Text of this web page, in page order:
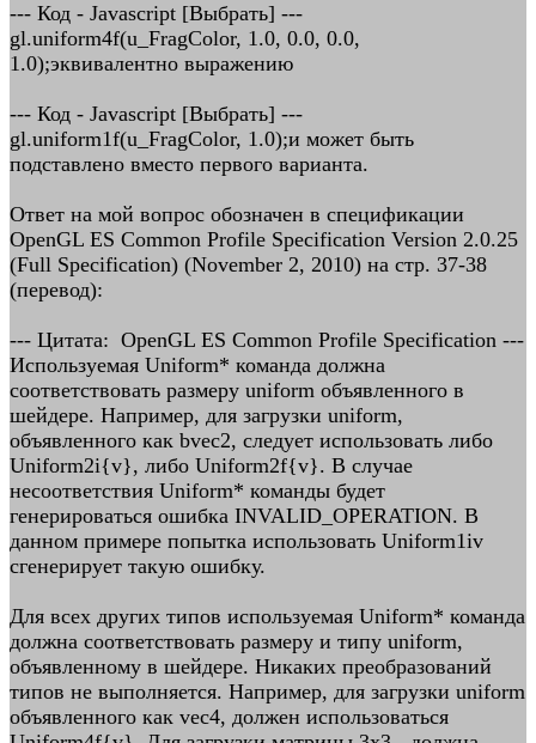
--- Код - Javascript [Выбрать] ---
gl.uniform4f(u_FragColor, 1.0, 0.0, 0.0,
1.0);эквивалентно выражению
--- Код - Javascript [Выбрать] ---
gl.uniform1f(u_FragColor, 1.0);и может быть
подставлено вместо первого варианта.
Ответ на мой вопрос обозначен в спецификации
OpenGL ES Common Profile Specification Version 2.0.25
(Full Specification) (November 2, 2010) на стр. 37-38
(перевод):
--- Цитата: OpenGL ES Common Profile Specification ---
Используемая Uniform* команда должна
соответствовать размеру uniform объявленного в
шейдере. Например, для загрузки uniform,
объявленного как bvec2, следует использовать либо
Uniform2i{v}, либо Uniform2f{v}. В случае
несоответствия Uniform* команды будет
генерироваться ошибка INVALID_OPERATION. В
данном примере попытка использовать Uniform1iv
сгенерирует такую ошибку.
Для всех других типов используемая Uniform* команда
должна соответствовать размеру и типу uniform,
объявленному в шейдере. Никаких преобразований
типов не выполняется. Например, для загрузки uniform
объявленного как vec4, должен использоваться